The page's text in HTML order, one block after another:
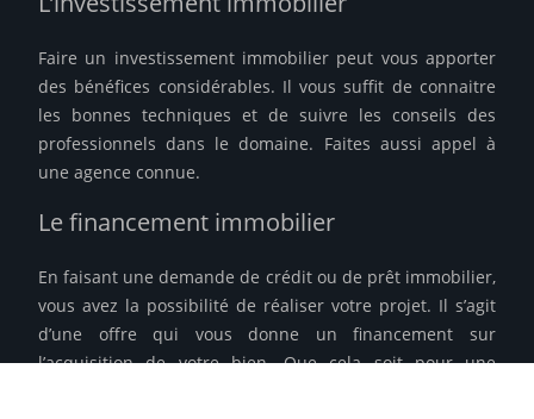
Faire un investissement immobilier peut vous apporter
des bénéfices considérables. Il vous suffit de connaitre
les bonnes techniques et de suivre les conseils des
professionnels dans le domaine. Faites aussi appel à
une agence connue.
Le financement immobilier
En faisant une demande de crédit ou de prêt immobilier,
vous avez la possibilité de réaliser votre projet. Il s’agit
d’une offre qui vous donne un financement sur
l’acquisition de votre bien. Que cela soit pour une